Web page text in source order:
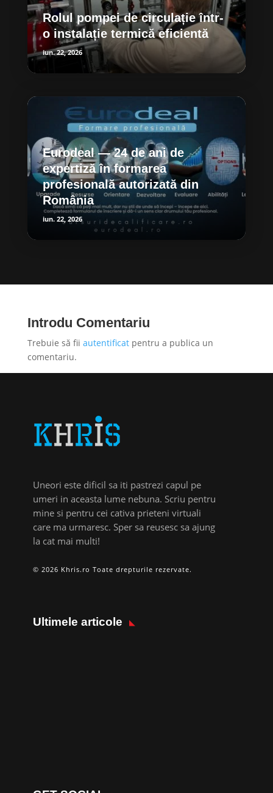
Rolul pompei de circulație într-
o instalație termică eficientă
iun. 22, 2026
Eurodeal — 24 de ani de
expertiză în formarea
profesională autorizată din
România
iun. 22, 2026
Introdu Comentariu
Trebuie să fii autentificatpentru a publica un
comentariu.
Uneori este dificil sa iti pastrezi capul pe
umeri in aceasta lume nebuna. Scriu pentru
mine si pentru cei cativa prieteni virtuali
care ma urmaresc. Sper sa reusesc sa ajung
la cat mai multi!
© 2026 Khris.ro Toate drepturile rezervate.
Ultimele articole